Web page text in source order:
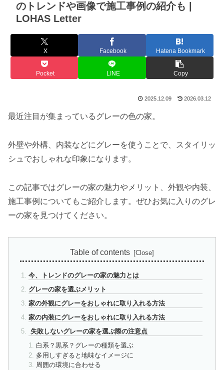
のトレンドや画像で施工事例の紹介も |
LOHAS Letter
X Facebook Hatena Bookmark
Pocket LINE Copy
2025.12.09 2026.03.12
最近注目が集まっているグレーの色の家。
外壁や外構、内装などにグレーを使うことで、スタイリッ
シュでおしゃれな印象になります。
この記事ではグレーの家の魅力やメリット、外観や内装、
施工事例についてもご紹介します。ぜひお気に入りのグレ
ーの家を見つけてください。
Table of contents
今、トレンドのグレーの家の魅力とは
グレーの家を選ぶメリット
家の外観にグレーをおしゃれに取り入れる方法
家の内装にグレーをおしゃれに取り入れる方法
失敗しないグレーの家を選ぶ際の注意点
白系？黒系？グレーの種類を選ぶ
多用しすぎると地味なイメージに
周囲の環境に合わせる